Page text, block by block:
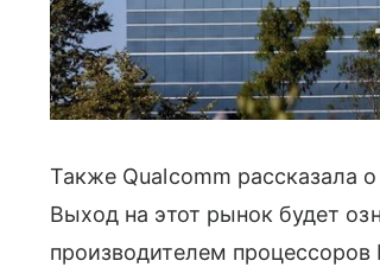
Также Qualcomm рассказала
Выход на этот рынок будет
производителем